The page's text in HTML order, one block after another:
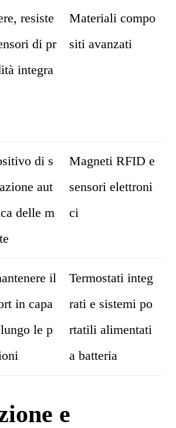
resiste
di pr
integra
Materiali compo
siti avanzati
di s
aut
delle m
Magneti RFID e
sensori elettroni
ci
il
in capa
le p
Termostati integ
rati e sistemi po
rtatili alimentati
a batteria
e